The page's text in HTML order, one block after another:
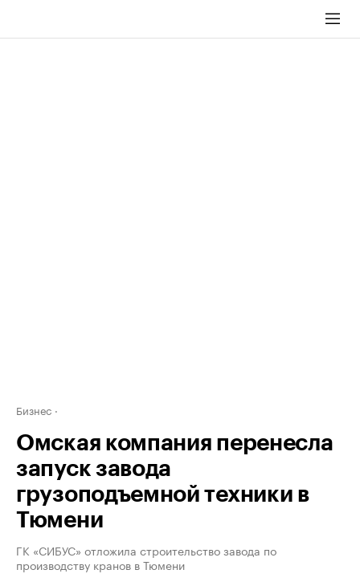
Бизнес
Омская компания перенесла
запуск завода
грузоподъемной техники в
Тюмени
ГК «СИБУС» отложила строительство завода по
производству кранов в Тюмени